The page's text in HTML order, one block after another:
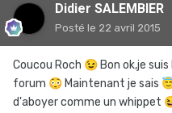
Didier SALEMBIER
Posté le 22 avril 2015
Coucou Roch 😉 Bon ok,je
forum 😳 Maintenant je sais
d'aboyer comme un whippet